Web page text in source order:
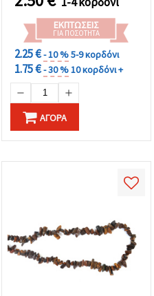
ΕΚΠΤΏΣΕΙΣ
ΓΙΑ ΠΟΣΌΤΗΤΑ
2.25 €- 10 %5-9 κορδόνι
1.75 €- 30 %10 κορδόνι +
ΑΓΟΡΆ